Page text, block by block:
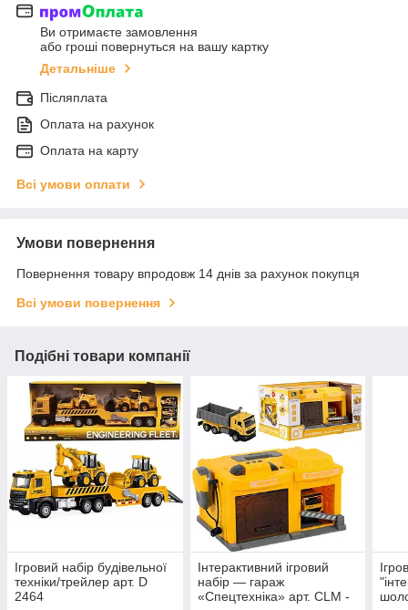
Ви отримаєте замовлення
або гроші повернуться на вашу картку
Детальніше
Післяплата
Оплата на рахунок
Оплата на карту
Всі умови оплати
Умови повернення
Повернення товару впродовж 14 днів за рахунок покупця
Всі умови повернення
Подібні товари компанії
Ігровий набір будівельної
техніки/трейлер арт. D
2464
Інтерактивний ігровий
набір — гараж
«Спецтехніка» арт. CLM -